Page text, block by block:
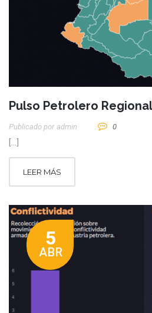
Pulso Petrolero
Publicado por Admin 0
[…]
LEER MÁS
5
ABR